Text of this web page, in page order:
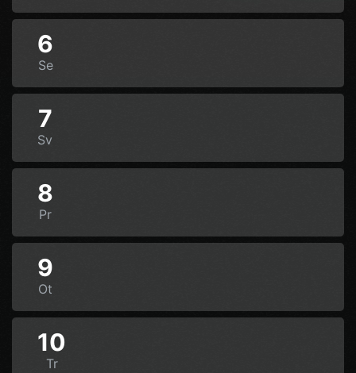
6
Se
7
Sv
8
Pr
9
Ot
10
Tr